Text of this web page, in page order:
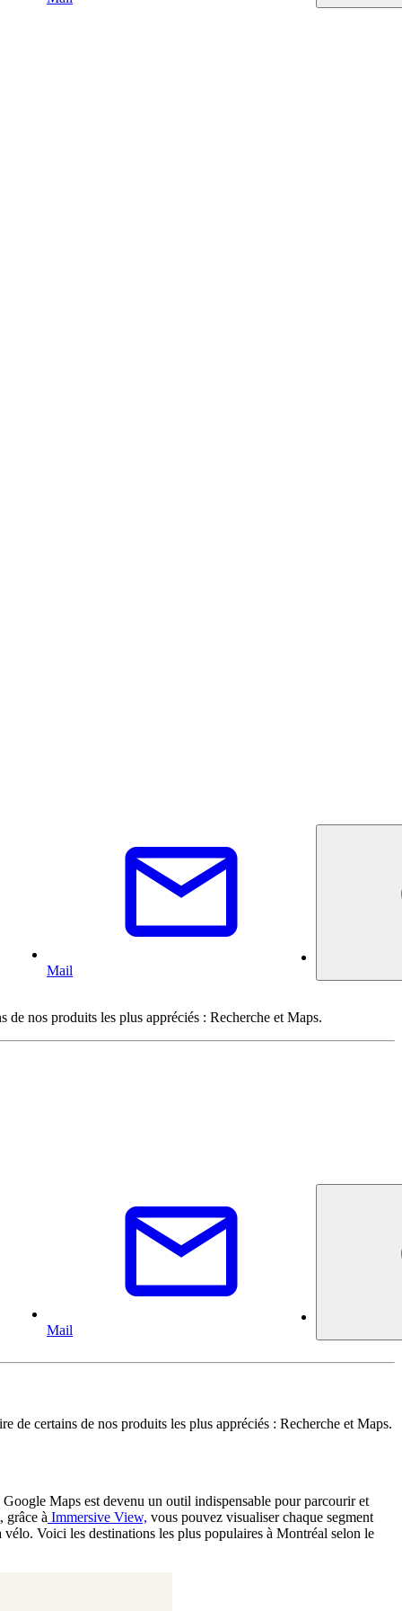
Mail
nos produits les plus appréciés : Recherche et Maps.
Mail
de certains de nos produits les plus appréciés : Recherche et Maps.
Google Maps est devenu un outil indispensable pour parcourir et
grâce à Immersive View, vous pouvez visualiser chaque segment
Voici les destinations les plus populaires à Montréal selon le